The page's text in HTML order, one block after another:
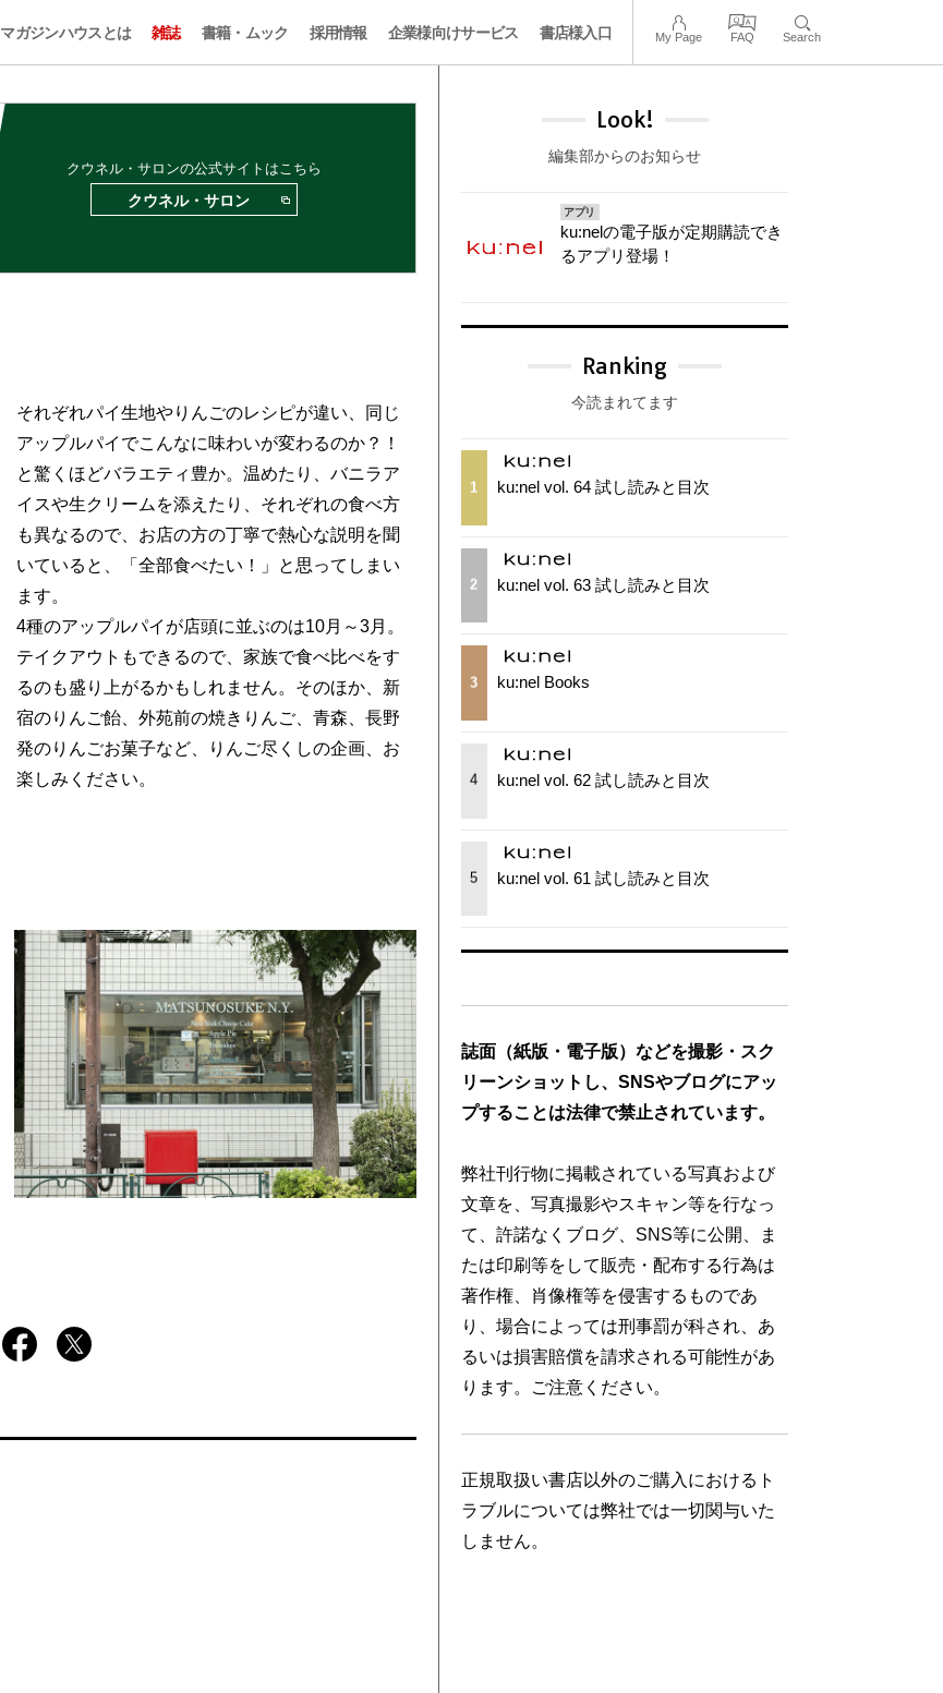
マガジンハウスとは 雑誌 書籍・ムック 採用情報 企業様向けサービス 書店様入口 My Page FAQ Search
クウネル・サロンの公式サイトはこちら
クウネル・サロン
それぞれパイ生地やりんごのレシピが違い、同じ
アップルパイでこんなに味わいが変わるのか？！
と驚くほどバラエティ豊か。温めたり、バニラア
イスや生クリームを添えたり、それぞれの食べ方
も異なるので、お店の方の丁寧で熱心な説明を聞
いていると、「全部食べたい！」と思ってしまい
ます。
4種のアップルパイが店頭に並ぶのは10月～3月。
テイクアウトもできるので、家族で食べ比べをす
るのも盛り上がるかもしれません。そのほか、新
宿のりんご飴、外苑前の焼きりんご、青森、長野
発のりんごお菓子など、りんご尽くしの企画、お
楽しみください。
Look!
編集部からのお知らせ
アプリ
ku:nelの電子版が定期購読でき
るアプリ登場！
Ranking
今読まれてます
1 ku:nel vol. 64 試し読みと目次
2 ku:nel vol. 63 試し読みと目次
3 ku:nel Books
4 ku:nel vol. 62 試し読みと目次
5 ku:nel vol. 61 試し読みと目次
誌面（紙版・電子版）などを撮影・スク
リーンショットし、SNSやブログにアッ
プすることは法律で禁止されています。
弊社刊行物に掲載されている写真および
文章を、写真撮影やスキャン等を行なっ
て、許諾なくブログ、SNS等に公開、ま
たは印刷等をして販売・配布する行為は
著作権、肖像権等を侵害するものであ
り、場合によっては刑事罰が科され、あ
るいは損害賠償を請求される可能性があ
ります。ご注意ください。
正規取扱い書店以外のご購入におけるト
ラブルについては弊社では一切関与いた
しません。